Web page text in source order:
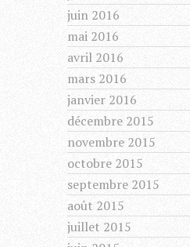
juin 2016
mai 2016
avril 2016
mars 2016
janvier 2016
décembre 2015
novembre 2015
octobre 2015
septembre 2015
août 2015
juillet 2015